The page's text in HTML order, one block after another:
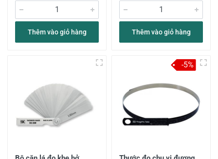
Thêm vào giỏ hàng Thêm vào giỏ hàng
-5%